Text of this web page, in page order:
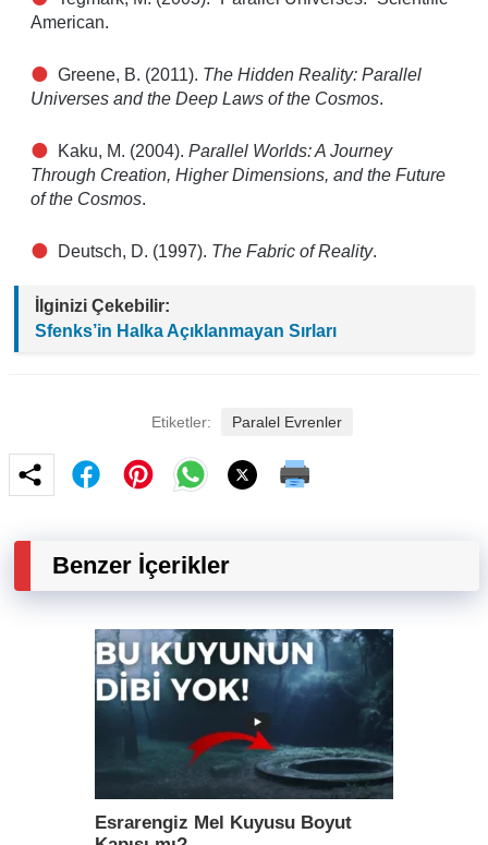
American.
Greene, B. (2011). The Hidden Reality: Parallel
Universes and the Deep Laws of the Cosmos.
Kaku, M. (2004). Parallel Worlds: A Journey
Through Creation, Higher Dimensions, and the Future
of the Cosmos.
Deutsch, D. (1997). The Fabric of Reality.
İlginizi Çekebilir:
Sfenks’in Halka Açıklanmayan Sırları
Etiketler: Paralel Evrenler
Benzer İçerikler
Esrarengiz Mel Kuyusu Boyut